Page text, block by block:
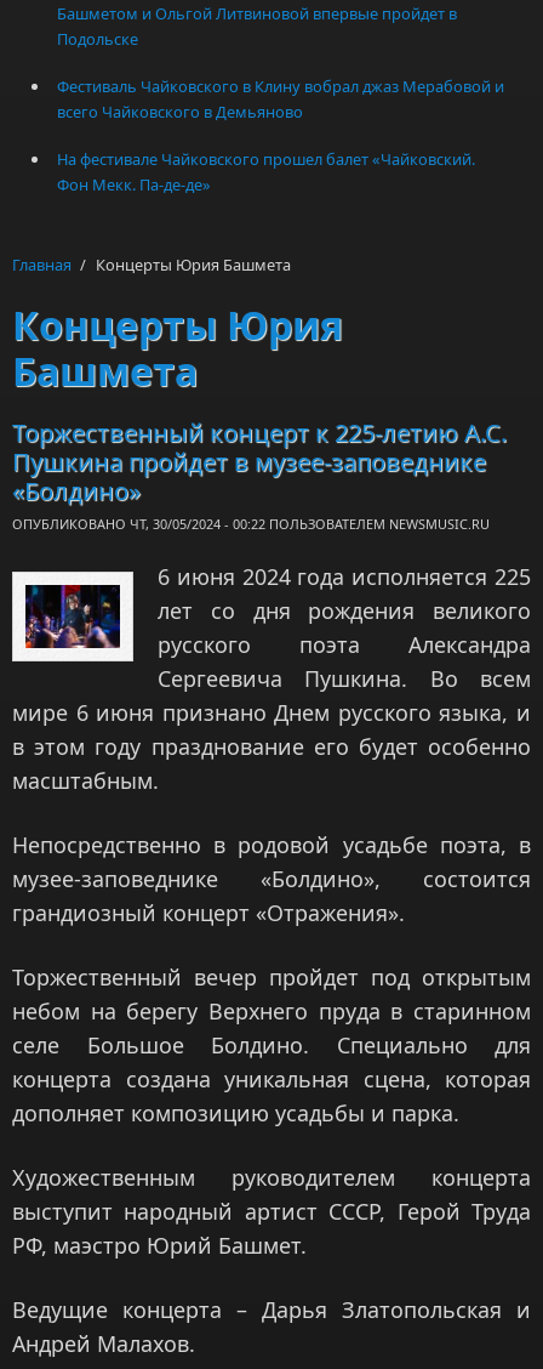
Башметом и Ольгой Литвиновой впервые пройдет в
Подольске
Фестиваль Чайковского в Клину вобрал джаз Мерабовой и
всего Чайковского в Демьяново
На фестивале Чайковского прошел балет «Чайковский.
Фон Мекк. Па-де-де»
Главная / Концерты Юрия Башмета
Концерты Юрия
Башмета
Торжественный концерт к 225-летию А.С.
Пушкина пройдет в музее-заповеднике
«Болдино»
ОПУБЛИКОВАНО ЧТ, 30/05/2024 - 00:22 ПОЛЬЗОВАТЕЛЕМ NEWSMUSIC.RU
6 июня 2024 года исполняется 225
лет со дня рождения великого
русского поэта Александра
Сергеевича Пушкина. Во всем
мире 6 июня признано Днем русского языка, и
в этом году празднование его будет особенно
масштабным.
Непосредственно в родовой усадьбе поэта, в
музее-заповеднике «Болдино», состоится
грандиозный концерт «Отражения».
Торжественный вечер пройдет под открытым
небом на берегу Верхнего пруда в старинном
селе Большое Болдино. Специально для
концерта создана уникальная сцена, которая
дополняет композицию усадьбы и парка.
Художественным руководителем концерта
выступит народный артист СССР, Герой Труда
РФ, маэстро Юрий Башмет.
Ведущие концерта – Дарья Златопольская и
Андрей Малахов.